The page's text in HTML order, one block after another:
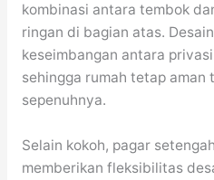
kombinasi antara tembok
ringan di bagian atas.
keseimbangan antara
sehingga rumah tetap
sepenuhnya.
Selain kokoh, pagar
memberikan fleksibilitas